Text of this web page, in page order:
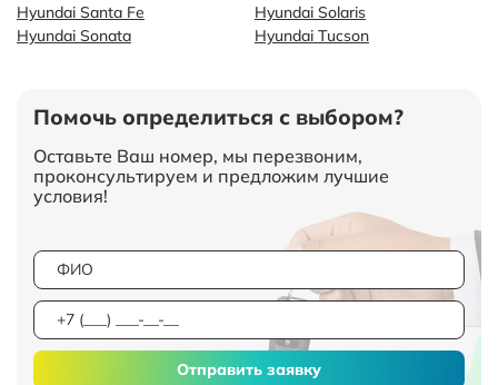
Hyundai Santa Fe
Hyundai Solaris
Hyundai Sonata
Hyundai Tucson
Помочь определиться с выбором?
Оставьте Ваш номер, мы перезвоним,
проконсультируем и предложим лучшие
условия!
Отправить заявку